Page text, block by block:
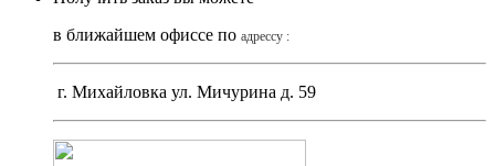
в ближайшем офиссе по адрессу :
г. Михайловка ул. Мичурина д. 59